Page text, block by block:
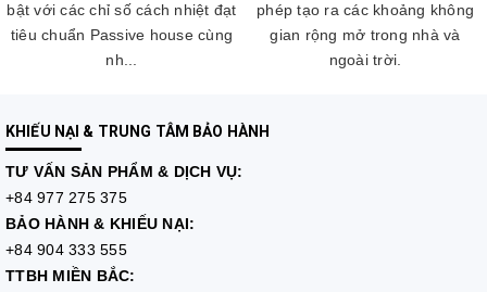
bật với các chỉ số cách nhiệt đạt
tiêu chuẩn Passive house cùng
nh...
phép tạo ra các khoảng không
gian rộng mở trong nhà và
ngoài trời.
KHIẾU NẠI & TRUNG TÂM BẢO HÀNH
TƯ VẤN SẢN PHẨM & DỊCH VỤ:
+84 977 275 375
BẢO HÀNH & KHIẾU NẠI:
+84 904 333 555
TTBH MIỀN BẮC: